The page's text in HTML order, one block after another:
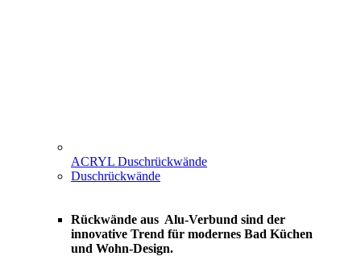
ACRYL Duschrückwände
Duschrückwände
Rückwände aus Alu-Verbund sind der
innovative Trend für modernes Bad Küchen
und Wohn-Design.